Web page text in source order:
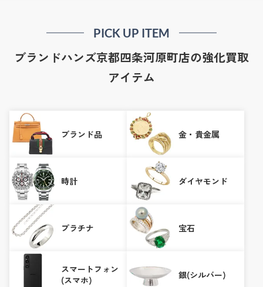
PICK UP ITEM
ブランドハンズ京都四条河原町店の強化買取
アイテム
ブランド品 金・貴金属
時計 ダイヤモンド
プラチナ 宝石
スマートフォン
(スマホ)
銀(シルバー)